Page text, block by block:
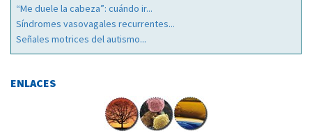
“Me duele la cabeza”: cuándo ir...
Síndromes vasovagales recurrentes...
Señales motrices del autismo...
ENLACES